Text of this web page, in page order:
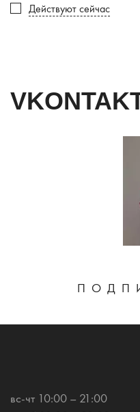
Действуют сейчас
вс-чт 10:00 – 21:00